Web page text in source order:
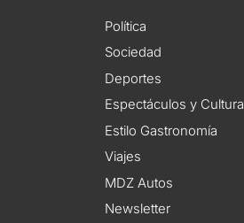
Política
Sociedad
Deportes
Espectáculos y Cultura
Estilo Gastronomía
Viajes
MDZ Autos
Newsletter